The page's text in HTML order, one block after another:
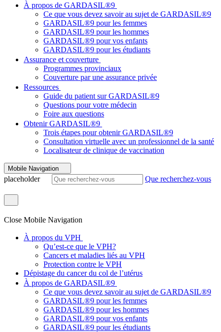
À propos de GARDASIL®9
Ce que vous devez savoir au sujet de GARDASIL®9
GARDASIL®9 pour les femmes
GARDASIL®9 pour les hommes
GARDASIL®9 pour vos enfants
GARDASIL®9 pour les étudiants
Assurance et couverture
Programmes provinciaux
Couverture par une assurance privée
Ressources
Guide du patient sur GARDASIL®9
Questions pour votre médecin
Foire aux questions
Obtenir GARDASIL®9
Trois étapes pour obtenir GARDASIL®9
Consultation virtuelle avec un professionnel de la santé
Localisateur de clinique de vaccination
Mobile Navigation
placeholder Que recherchez-vous
Close Mobile Navigation
À propos du VPH
Qu’est-ce que le VPH?
Cancers et maladies liés au VPH
Protection contre le VPH
Dépistage du cancer du col de l’utérus
À propos de GARDASIL®9
Ce que vous devez savoir au sujet de GARDASIL®9
GARDASIL®9 pour les femmes
GARDASIL®9 pour les hommes
GARDASIL®9 pour vos enfants
GARDASIL®9 pour les étudiants